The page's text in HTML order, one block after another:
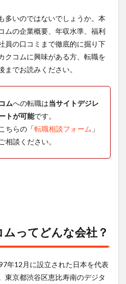
多いのではないでしょうか。本
ムの企業概要、年収水準、福利
員の口コミまで徹底的に掘り下
クコムに興味がある方、転職を
でお読みください。
ムへの転職は当サイトデジレ
トが可能です。
ちらの「転職相談フォーム 」
相談ください。
ってどんな会社？
年12月に設立された日本を代表
東京都渋谷区恵比寿南のデジタ